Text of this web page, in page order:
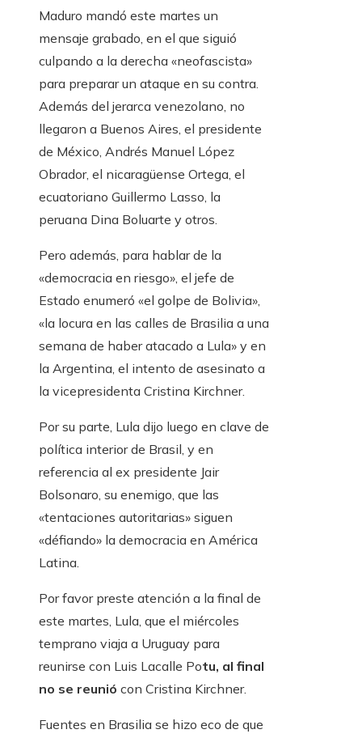
Maduro mandó este martes un
mensaje grabado, en el que siguió
culpando a la derecha «neofascista»
para preparar un ataque en su contra.
Además del jerarca venezolano, no
llegaron a Buenos Aires, el presidente
de México, Andrés Manuel López
Obrador, el nicaragüense Ortega, el
ecuatoriano Guillermo Lasso, la
peruana Dina Boluarte y otros.
Pero además, para hablar de la
«democracia en riesgo», el jefe de
Estado enumeró «el golpe de Bolivia»,
«la locura en las calles de Brasilia a una
semana de haber atacado a Lula» y en
la Argentina, el intento de asesinato a
la vicepresidenta Cristina Kirchner.
Por su parte, Lula dijo luego en clave de
política interior de Brasil, y en
referencia al ex presidente Jair
Bolsonaro, su enemigo, que las
«tentaciones autoritarias» siguen
«défiando» la democracia en América
Latina.
Por favor preste atención a la final de
este martes, Lula, que el miércoles
temprano viaja a Uruguay para
reunirse con Luis Lacalle Potu, al final
no se reunió con Cristina Kirchner.
Fuentes en Brasilia se hizo eco de que